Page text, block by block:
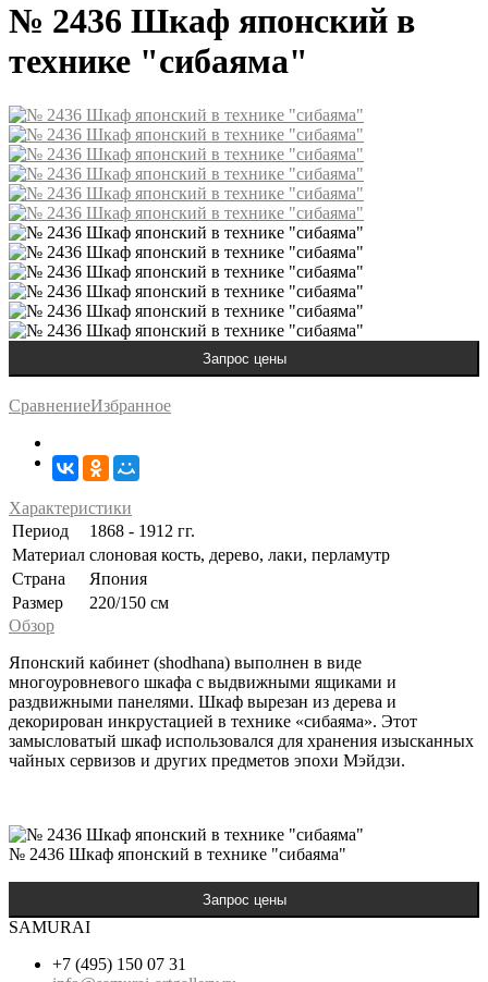
№ 2436 Шкаф японский в
технике "сибаяма"
СравнениеИзбранное
Характеристики
Период
1868 - 1912 гг.
Материал слоновая кость, дерево, лаки, перламутр
Страна
Япония
Размер
220/150 см
Обзор
Японский кабинет (shodhana) выполнен в виде
многоуровневого шкафа с выдвижными ящиками и
раздвижными панелями. Шкаф вырезан из дерева и
декорирован инкрустацией в технике «сибаяма». Этот
замысловатый шкаф использовался для хранения изысканных
чайных сервизов и других предметов эпохи Мэйдзи.
№ 2436 Шкаф японский в технике "сибаяма"
SAMURAI
+7 (495) 150 07 31